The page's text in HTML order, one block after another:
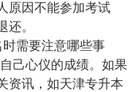
原因不能参加考试
。
需要注意哪些事
己心仪的成绩。如果
资讯，如天津专升本